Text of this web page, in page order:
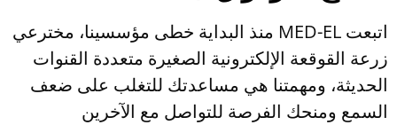
اتبعت MED-EL منذ البداية خطى مؤسسينا، مخترعي
زرعة القوقعة الإلكترونية الصغيرة متعددة القنوات
الحديثة، ومهمتنا هي مساعدتك للتغلب على ضعف
السمع ومنحك الفرصة للتواصل مع الآخرين